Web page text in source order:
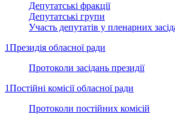
Депутатські фракції
Депутатські групи
Участь депутатів у пленарних
1Президія обласної ради
Протоколи засідань президії
1Постійні комісії обласної ради
Протоколи постійних комісій